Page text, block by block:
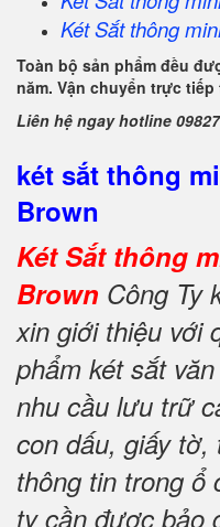
Két Sắtthông
Toàn bộ sản phẩm đều
năm. Vận chuyển trực
Liên hệ ngay hotline
két sắt thông
Brown
Két Sắt thông
Brown Công Ty
xin giới thiệu với
phẩm két sắt
nhu cầu lưu trữ
con dấu, giấy tờ,
thông tin trong ổ
ty cần được bảo